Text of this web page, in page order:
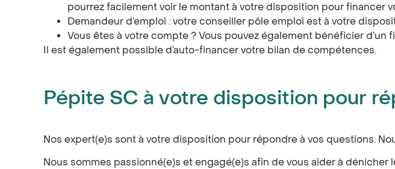
pourrez facilement voir le montant à votre disposition pour financer
Demandeur d’emploi : votre conseiller pôle emploi est à votre
Vous êtes à votre compte ? Vous pouvez également bénéficier
Il est également possible d’auto-financer votre bilan de compétences.
Pépite SC à votre disposition pour
Nos expert(e)s sont à votre disposition pour répondre à vos questions.
Nous sommes passionné(e)s et engagé(e)s afin de vous aider à